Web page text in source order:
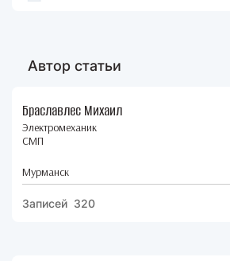
Автор статьи
Браславлес Михаил
Электромеханик
СМП
Мурманск
Записей 320